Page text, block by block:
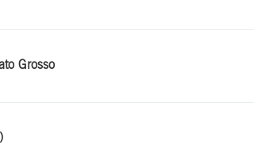
Grosso